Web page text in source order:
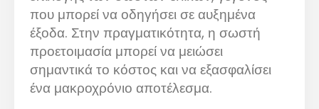
που μπορεί να οδηγήσει σε αυξημένα
έξοδα. Στην πραγματικότητα, η σωστή
προετοιμασία μπορεί να μειώσει
σημαντικά το κόστος και να εξασφαλίσει
ένα μακροχρόνιο αποτέλεσμα.